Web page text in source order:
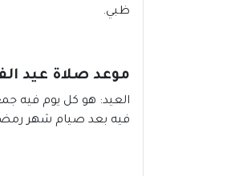
ظبي.
موعد صلاة عيد الفطر 2022 ابو ظبي |
العيد: هو كل يوم فيه
فيه بعد صيام شهر